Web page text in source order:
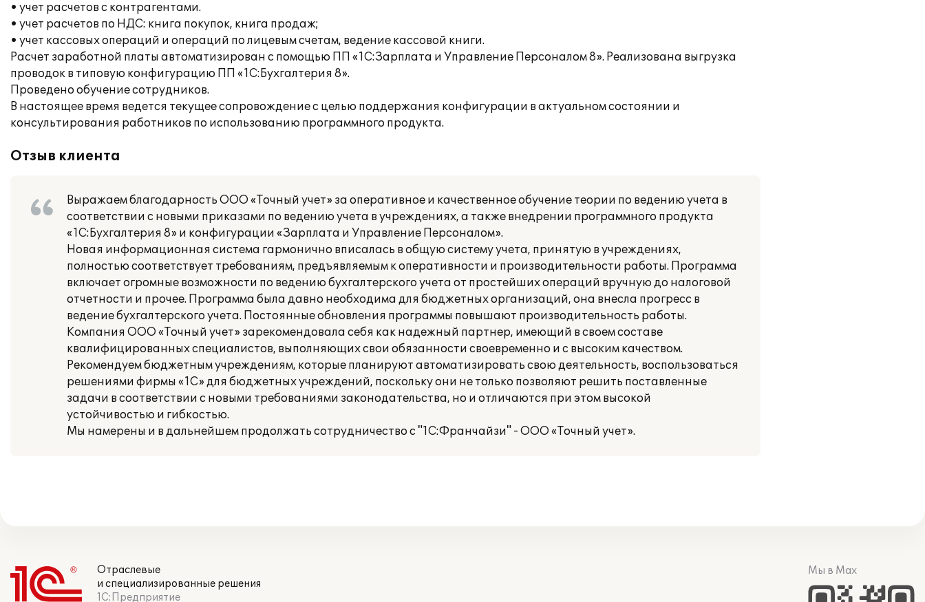
• учет расчетов с контрагентами.
• учет расчетов по НДС: книга покупок, книга продаж;
• учет кассовых операций и операций по лицевым счетам, ведение кассовой книги.
Расчет заработной платы автоматизирован с помощью ПП «1С:Зарплата и Управление Персоналом 8». Реализована выгрузка
проводок в типовую конфигурацию ПП «1С:Бухгалтерия 8».
Проведено обучение сотрудников.
В настоящее время ведется текущее сопровождение с целью поддержания конфигурации в актуальном состоянии и
консультирования работников по использованию программного продукта.
Отзыв клиента
Выражаем благодарность ООО «Точный учет» за оперативное и качественное обучение теории по ведению учета в
соответствии с новыми приказами по ведению учета в учреждениях, а также внедрении программного продукта
«1С:Бухгалтерия 8» и конфигурации «Зарплата и Управление Персоналом».
Новая информационная система гармонично вписалась в общую систему учета, принятую в учреждениях,
полностью соответствует требованиям, предъявляемым к оперативности и производительности работы. Программа
включает огромные возможности по ведению бухгалтерского учета от простейших операций вручную до налоговой
отчетности и прочее. Программа была давно необходима для бюджетных организаций, она внесла прогресс в
ведение бухгалтерского учета. Постоянные обновления программы повышают производительность работы.
Компания ООО «Точный учет» зарекомендовала себя как надежный партнер, имеющий в своем составе
квалифицированных специалистов, выполняющих свои обязанности своевременно и с высоким качеством.
Рекомендуем бюджетным учреждениям, которые планируют автоматизировать свою деятельность, воспользоваться
решениями фирмы «1С» для бюджетных учреждений, поскольку они не только позволяют решить поставленные
задачи в соответствии с новыми требованиями законодательства, но и отличаются при этом высокой
устойчивостью и гибкостью.
Мы намерены и в дальнейшем продолжать сотрудничество с "1С:Франчайзи" - ООО «Точный учет».
Отраслевые
и специализированные решения
1С:Предприятие
Мы в Max